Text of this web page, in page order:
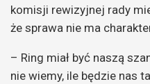
komisji rewizyjnej rady
że sprawa nie ma
– Ring miał być naszą
nie wiemy, ile będzie nas